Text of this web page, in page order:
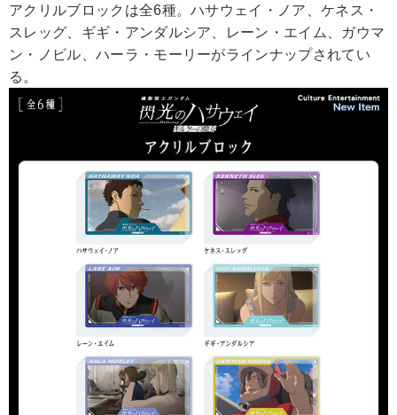
アクリルブロックは全6種。ハサウェイ・ノア、ケネス・
スレッグ、ギギ・アンダルシア、レーン・エイム、ガウマ
ン・ノビル、ハーラ・モーリーがラインナップされてい
る。